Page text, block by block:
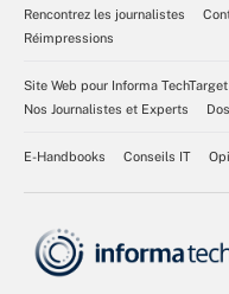
Rencontrez les journalistes
Réimpressions
Site Web pour Informa TechTarget
Nos Journalistes et Experts
E-Handbooks Conseils IT